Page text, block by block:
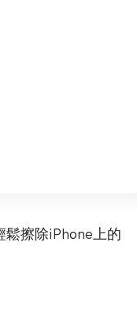
鬆擦除iPhone上的